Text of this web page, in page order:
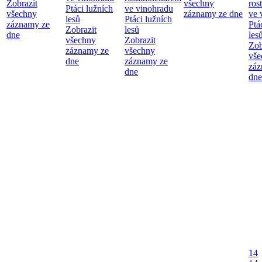
Zobrazit
všechny
záznamy ze
dne
Ptáci lužních
lesů
Zobrazit
všechny
záznamy ze
dne
ve vinohradu
Ptáci lužních
lesů
Zobrazit
všechny
záznamy ze
dne
všechny
záznamy ze dne ve
dne
14